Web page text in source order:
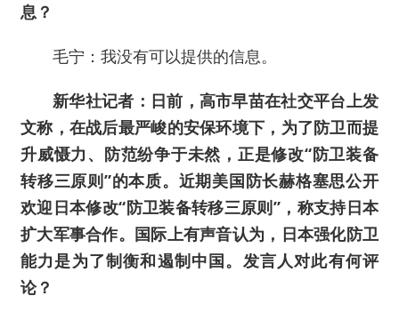
息？
毛宁：我没有可以提供的信息。
新华社记者：日前，高市早苗在社交平台上发
文称，在战后最严峻的安保环境下，为了防卫而提
升威慑力、防范纷争于未然，正是修改“防卫装备
转移三原则”的本质。近期美国防长赫格塞思公开
欢迎日本修改“防卫装备转移三原则”，称支持日本
扩大军事合作。国际上有声音认为，日本强化防卫
能力是为了制衡和遏制中国。发言人对此有何评
论？